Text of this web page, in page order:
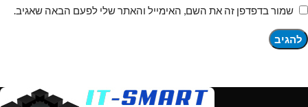
שמור בדפדפן זה את השם, האימייל והאתר שלי לפעם הבאה שאגיב.